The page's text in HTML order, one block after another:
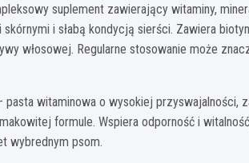
suplement zawierający witaminy,
i słabą kondycją sierści. Zawiera
włosowej. Regularne stosowanie może
pasta witaminowa o wysokiej przyswajalności,
formule. Wspiera odporność i
wybrednym psom.